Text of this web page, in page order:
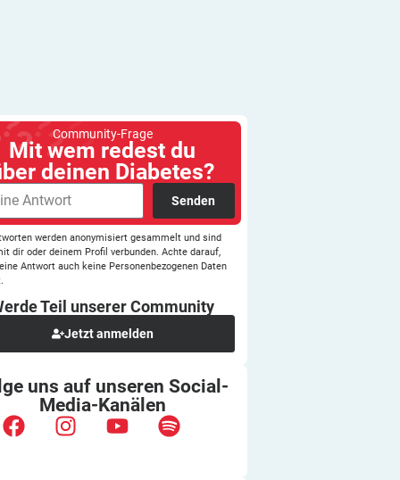
Community-Frage
Mit wem redest du
deinen Diabetes?
Senden
werden anonymisiert gesammelt und sind
dir oder deinem Profil verbunden. Achte darauf,
Antwort auch keine Personenbezogenen Daten
Teil unsererCommunity
Jetzt anmelden
uns auf unserenSocial-
Media-Kanälen